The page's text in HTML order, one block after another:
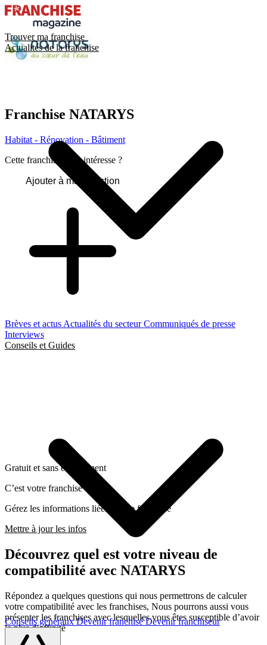
Trouver ma franchise
Actualités de la franchise
Brèves et actus Actualités du secteurCommuniqués de presse
Interviews
Conseils et Guides
Conseils générauxDevenir franchiséDevenir franchiseur
Franchise NATARYS
Habitat - Rénovation - Bâtiment
Cette franchise vous intéresse ?
Ajouter à ma sélection
Gratuit et sans engagement
C’est votre franchise ?
Gérez les informations liées a cette franchise
Mettre à jour les infos
Découvrez quel est votre niveau de
compatibilité avec NATARYS
Répondez a quelques questions qui nous permettrons de calculer
votre compatibilité avec les franchises, Nous pourrons aussi vous
présenter les franchises avec lesquelles vous êtes susceptible d’avoir
le plus d’affinité